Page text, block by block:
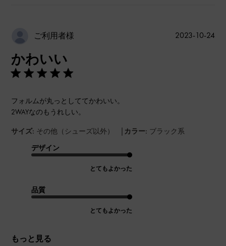
ご利用者様
かわいい
フォルムが丸っとしててかわいい。
2WAYなのもうれしい。
サイズ: その他（シューズ以外） | カラー: ブラック系
デザイン
とてもよかった
品質
とてもよかった
もっと見る
公
2023-10-24